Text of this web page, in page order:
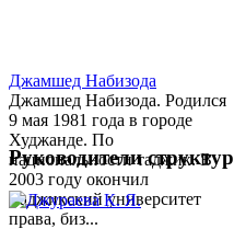
Джамшед Набизода
Джамшед Набизода. Родился
9 мая 1981 года в городе
Худжанде. По
национальности таджик. В
2003 году окончил
Таджикский университет
права, биз...
Руководители структур